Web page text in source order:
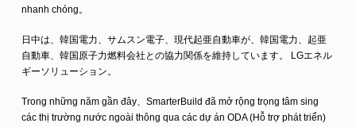
nhanh chóng。
日中は、韓国電力、サムスン電子、現代起亜自動車が、韓国電力、起亜
自動車、韓国原子力燃料会社との協力関係を維持しています。 LGエネル
ギーソリューション。
Trong những năm gần đây、SmarterBuild đã mở rộng trọng tâm sing
các thị trường nước ngoài thông qua các dự án ODA (Hỗ trợ phát triển)